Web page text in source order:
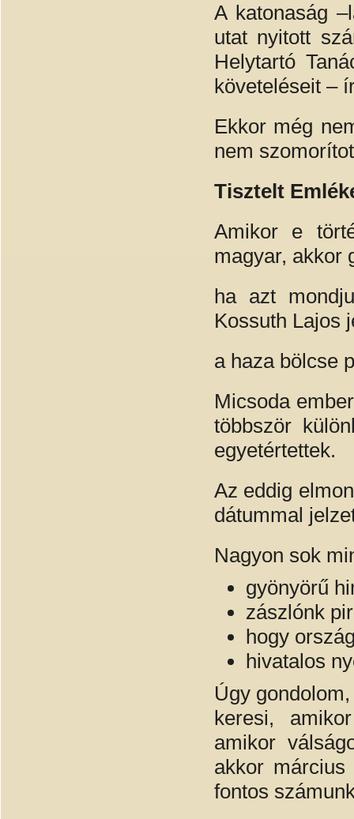
A katonaság
utat nyitott
Helytartó
követeléseit –
Ekkor még
nem
Tisztelt
Amikor e
magyar, akkor
ha azt
Kossuth Lajos
a haza bölcse
Micsoda
többször
egyetértettek.
Az eddig
dátummal
Nagyon sok
gyönyörű
zászlónk
hogy
hivatalos
Úgy
keresi,
amikor
akkor március
fontos